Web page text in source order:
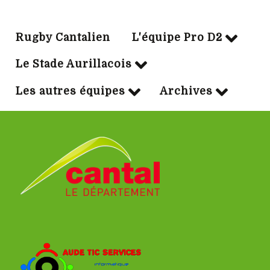
Rugby Cantalien L'équipe Pro D2
Le Stade Aurillacois
Les autres équipes Archives